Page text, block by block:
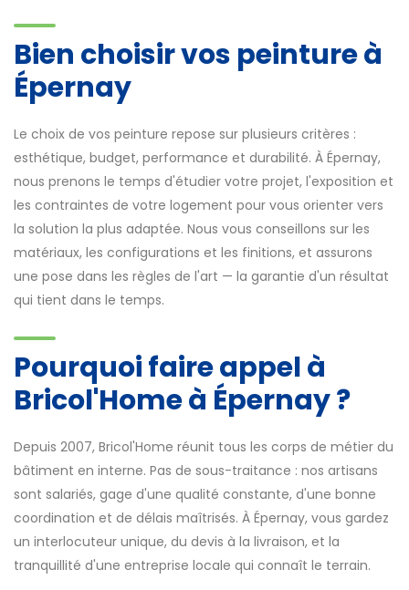
Bien choisir vos peinture à
Épernay
Le choix de vos peinture repose sur plusieurs critères :
esthétique, budget, performance et durabilité. À Épernay,
nous prenons le temps d'étudier votre projet, l'exposition et
les contraintes de votre logement pour vous orienter vers
la solution la plus adaptée. Nous vous conseillons sur les
matériaux, les configurations et les finitions, et assurons
une pose dans les règles de l'art — la garantie d'un résultat
qui tient dans le temps.
Pourquoi faire appel à
Bricol'Home à Épernay ?
Depuis 2007, Bricol'Home réunit tous les corps de métier du
bâtiment en interne. Pas de sous-traitance : nos artisans
sont salariés, gage d'une qualité constante, d'une bonne
coordination et de délais maîtrisés. À Épernay, vous gardez
un interlocuteur unique, du devis à la livraison, et la
tranquillité d'une entreprise locale qui connaît le terrain.